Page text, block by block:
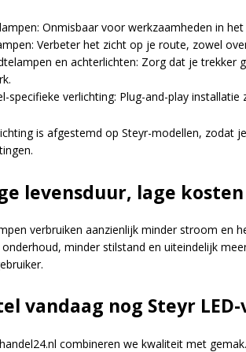
Onmisbaar voor werkzaamheden in
Verbeter het zicht op je route, zowel
en achterlichten: Zorg dat je
specifieke verlichting: Plug-and-play installatie
is afgestemd op Steyr-modellen, zodat
levensduur, lage kosten
verbruiken aanzienlijk minder stroom en
minder stilstand en uiteindelijk
vandaag nog Steyr
combineren we kwaliteit met